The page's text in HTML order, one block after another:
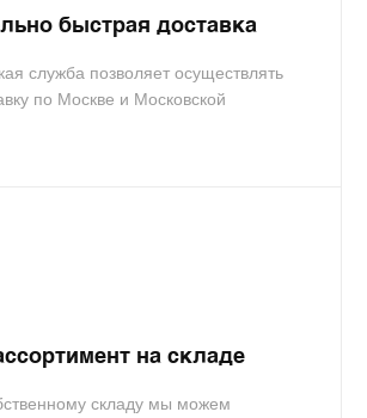
быстрая доставка
служба позволяет осуществлять
по Москве и Московской
на складе
складу мы можем